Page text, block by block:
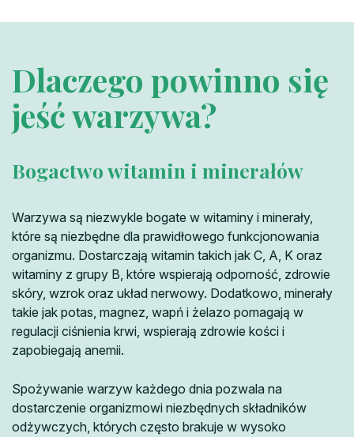
Dlaczego powinno się
jeść warzywa?
Bogactwo witamin i minerałów
Warzywa są niezwykle bogate w witaminy i minerały,
które są niezbędne dla prawidłowego funkcjonowania
organizmu. Dostarczają witamin takich jak C, A, K oraz
witaminy z grupy B, które wspierają odporność, zdrowie
skóry, wzrok oraz układ nerwowy. Dodatkowo, minerały
takie jak potas, magnez, wapń i żelazo pomagają w
regulacji ciśnienia krwi, wspierają zdrowie kości i
zapobiegają anemii.
Spożywanie warzyw każdego dnia pozwala na
dostarczenie organizmowi niezbędnych składników
odżywczych, których często brakuje w wysoko